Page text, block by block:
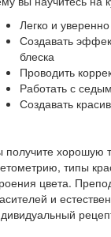
Легко и
Создавать
блеска
Проводить
Работать с
Создавать
получите хорошую
типы
цвета.
и